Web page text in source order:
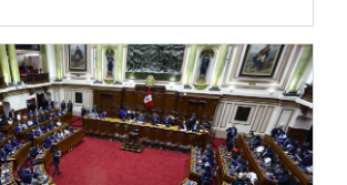
y empozadas. Mientras, la autoridad
las trabajadoras de limpieza hacen
deberían asumir. Municipalidad
Piura merece respeto”.
E IMAGEN